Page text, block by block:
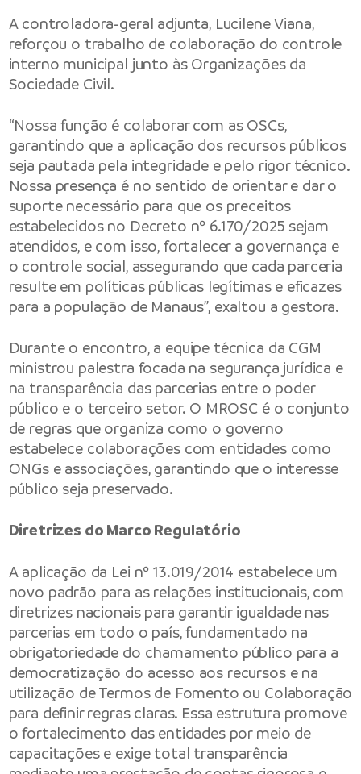
A controladora-geral adjunta, Lucilene Viana,
reforçou o trabalho de colaboração do controle
interno municipal junto às Organizações da
Sociedade Civil.
“Nossa função é colaborar com as OSCs,
garantindo que a aplicação dos recursos públicos
seja pautada pela integridade e pelo rigor técnico.
Nossa presença é no sentido de orientar e dar o
suporte necessário para que os preceitos
estabelecidos no Decreto nº 6.170/2025 sejam
atendidos, e com isso, fortalecer a governança e
o controle social, assegurando que cada parceria
resulte em políticas públicas legítimas e eficazes
para a população de Manaus”, exaltou a gestora.
Durante o encontro, a equipe técnica da CGM
ministrou palestra focada na segurança jurídica e
na transparência das parcerias entre o poder
público e o terceiro setor. O MROSC é o conjunto
de regras que organiza como o governo
estabelece colaborações com entidades como
ONGs e associações, garantindo que o interesse
público seja preservado.
Diretrizes do Marco Regulatório
A aplicação da Lei nº 13.019/2014 estabelece um
novo padrão para as relações institucionais, com
diretrizes nacionais para garantir igualdade nas
parcerias em todo o país, fundamentado na
obrigatoriedade do chamamento público para a
democratização do acesso aos recursos e na
utilização de Termos de Fomento ou Colaboração
para definir regras claras. Essa estrutura promove
o fortalecimento das entidades por meio de
capacitações e exige total transparência